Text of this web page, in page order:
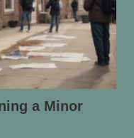
a Minor